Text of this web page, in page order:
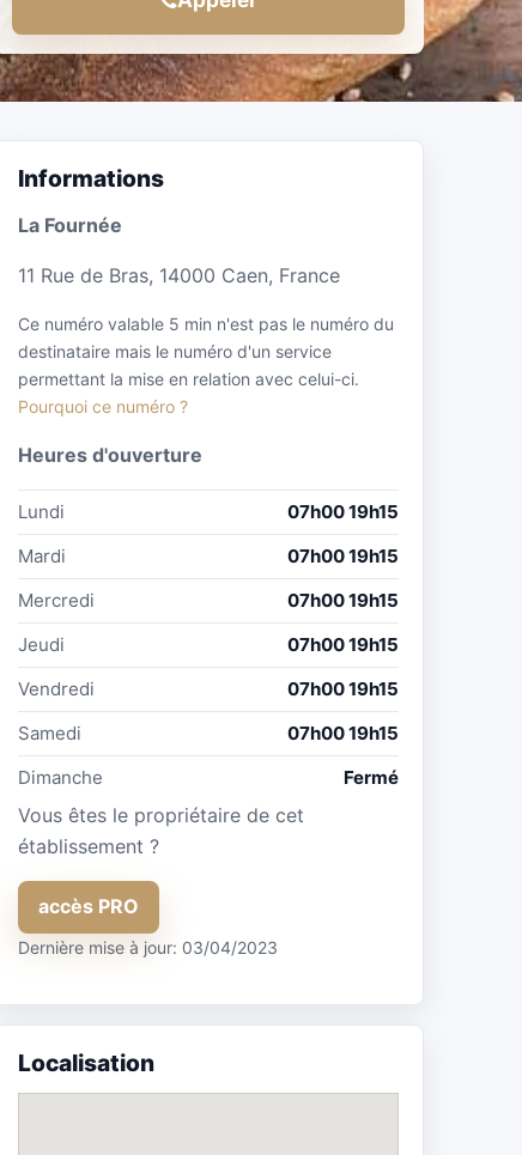
Informations
La Fournée
11 Rue de Bras, 14000 Caen, France
Ce numéro valable 5 min n'est pas le numéro du
destinataire mais le numéro d'un service
permettant la mise en relation avec celui-ci.
Pourquoi ce numéro ?
Heures d'ouverture
Lundi
07h00 19h15
Mardi
07h00 19h15
Mercredi
07h00 19h15
Jeudi
07h00 19h15
Vendredi
07h00 19h15
Samedi
07h00 19h15
Dimanche
Fermé
Vous êtes le propriétaire de cet
établissement ?
accès PRO
Dernière mise à jour: 03/04/2023
Localisation